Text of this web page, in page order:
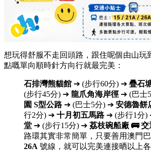
想玩得舒服不走回頭路，跟住呢個由山玩
點嘅單向順時針方向行就最完美：
石排灣熊貓館 ➔ (步行60分) ➔ 疊石
(步行45分) ➔ 龍爪角海岸徑 ➔ (巴士
園 S型公路 ➔ (巴士5分) ➔ 安德魯餅
行2分) ➔ 十月初五馬路 ➔ (步行1分)
堂 ➔ (步行15分) ➔ 荔枝碗船廠 🚌 交
路環其實非常簡單，只要善用澳門
26A 號線，就可以完美連接晒以上各